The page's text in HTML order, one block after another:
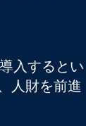
入するとい
人財を前進